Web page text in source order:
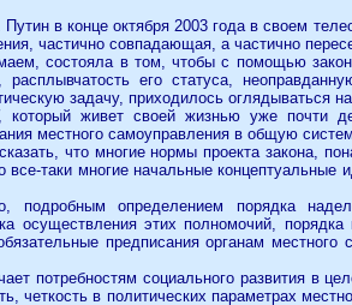
в конце октября 2003 года в своем
частично совпадающая, а частично
состояла в том, чтобы с помощью
расплывчатость его статуса,
задачу, приходилось оглядываться
живет своей жизнью уже почти
местного самоуправления в общую
что многие нормы проекта закона,
таки многие начальные концептуальные
определением порядка
осуществления этих полномочий,
предписания органам
потребностям социального развития в
в политических параметрах